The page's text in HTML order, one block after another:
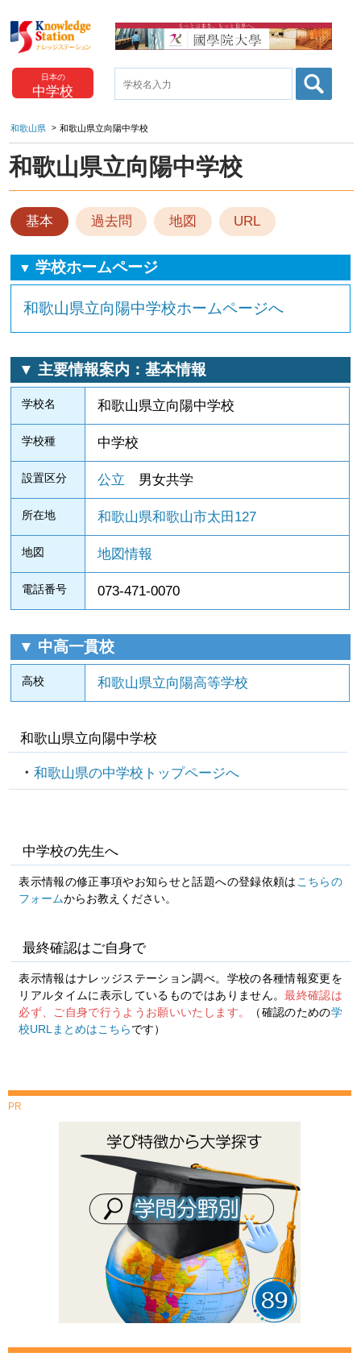
日本の
中学校
和歌山県 和歌山県立向陽中学校
和歌山県立向陽中学校
基本 過去問 地図 URL
▼ 学校ホームページ
和歌山県立向陽中学校ホームページへ
▼ 主要情報案内：基本情報
学校名 和歌山県立向陽中学校
学校種 中学校
設置区分 公立 男女共学
所在地 和歌山県和歌山市太田127
地図 地図情報
電話番号 073-471-0070
▼ 中高一貫校
高校 和歌山県立向陽高等学校
和歌山県立向陽中学校
和歌山県の中学校トップページへ
中学校の先生へ
表示情報の修正事項やお知らせと話題への登録依頼は こちらの
フォームからお教えください。
最終確認はご自身で
表示情報はナレッジステーション調べ。学校の各種情報変更を
リアルタイムに表示しているものではありません。最終確認は
必ず、ご自身で行うようお願いいたします。
（確認のための学
校URLまとめはこちらです）
PR